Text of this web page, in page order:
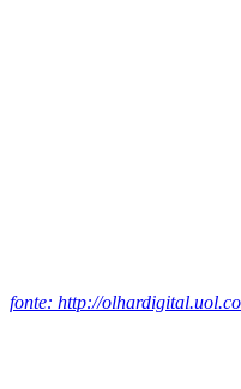
fonte: http://